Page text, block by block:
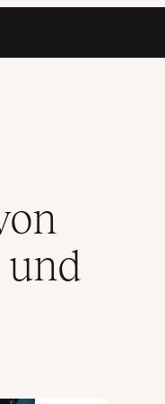
und Innovationskraft